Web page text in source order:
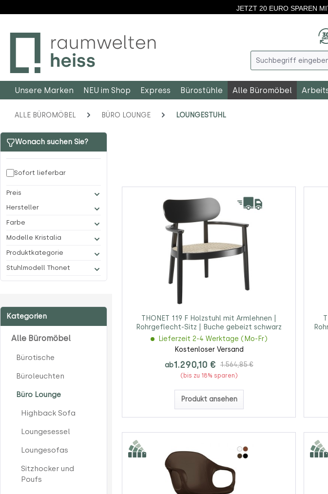
JETZT 20 EURO SPAREN
Unsere Marken NEU im Shop Express Bürostühle Alle Büromöbel
ALLE BÜROMÖBEL BÜRO LOUNGE LOUNGESTUHL
Wonach suchen Sie?
Sofort lieferbar
Hersteller
Farbe
Modelle Kristalia
Produktkategorie
Stuhlmodell Thonet
Preis
Kategorien
Alle Büromöbel
Bürotische
Büroleuchten
Büro Lounge
Highback Sofa
Loungesessel
Loungesofas
Sitzhocker und
Poufs
THONET 119 F Holzstuhl mit Armlehnen |
Rohrgeflecht-Sitz | Buche gebeizt schwarz
Lieferzeit 2-4 Werktage (Mo-Fr)
Kostenloser Versand
ab1.290,10 € 1.564,85 €
(bis zu 18% sparen)
Produkt ansehen